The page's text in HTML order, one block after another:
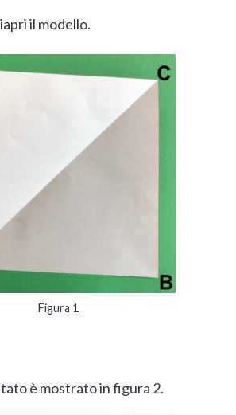
il modello.
Figura 1
è mostrato in figura 2.